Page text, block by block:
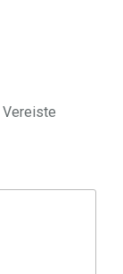
Vereiste